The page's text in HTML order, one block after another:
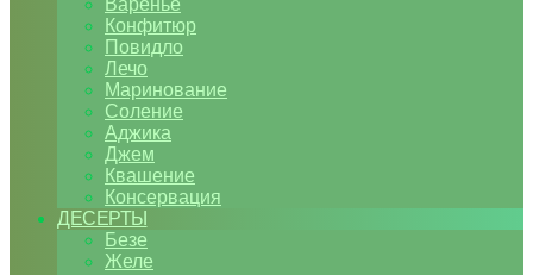
Варенье
Конфитюр
Повидло
Лечо
Маринование
Соление
Аджика
Джем
Квашение
Консервация
ДЕСЕРТЫ
Безе
Желе